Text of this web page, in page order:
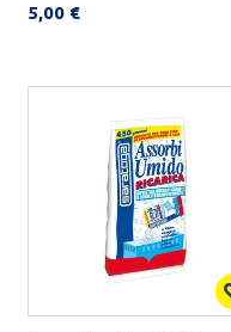
5,00 €